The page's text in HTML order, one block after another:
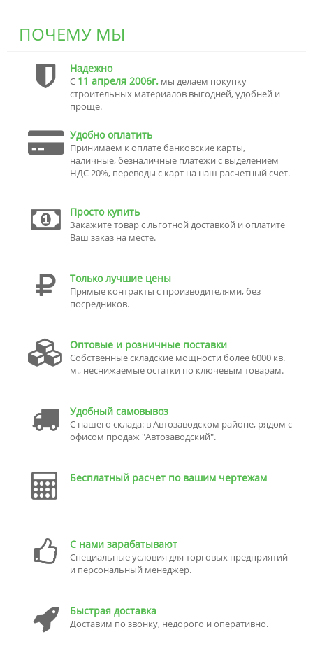
ПОЧЕМУ МЫ
Надежно
С 11 апреля 2006г. мы делаем покупку
строительных материалов выгодней, удобней и
проще.
Удобно оплатить
Принимаем к оплате банковские карты,
наличные, безналичные платежи с выделением
НДС 20%, переводы с карт на наш расчетный счет.
Просто купить
Закажите товар с льготной доставкой и оплатите
Ваш заказ на месте.
Только лучшие цены
Прямые контракты с производителями, без
посредников.
Оптовые и розничные поставки
Собственные складские мощности более 6000 кв.
м., неснижаемые остатки по ключевым товарам.
Удобный самовывоз
С нашего склада: в Автозаводском районе, рядом с
офисом продаж "Автозаводский".
Бесплатный расчет по вашим чертежам
С нами зарабатывают
Специальные условия для торговых предприятий
и персональный менеджер.
Быстрая доставка
Доставим по звонку, недорого и оперативно.